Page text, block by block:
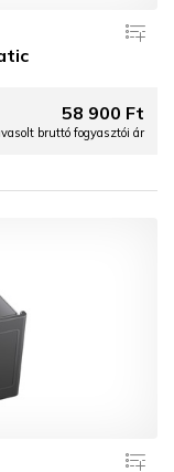
58 900 Ft
bruttó fogyasztói ár